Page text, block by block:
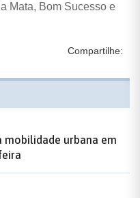
Mata, Bom Sucesso e
Compartilhe:
mobilidade urbana em